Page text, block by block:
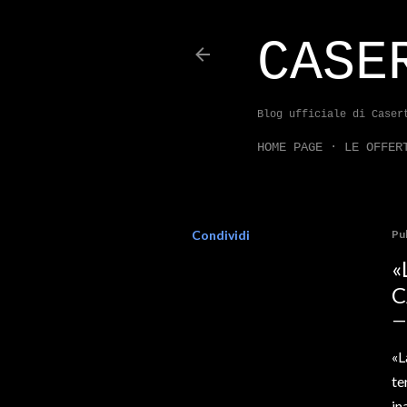
Blog ufficiale di
HOME PAGE LE
Condividi